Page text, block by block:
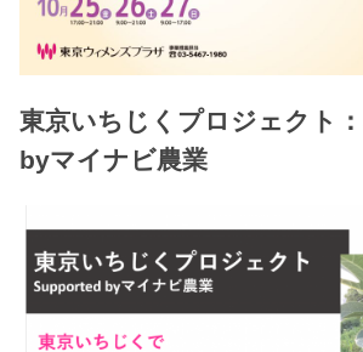
東京いちじくプロジェクト
byマイナビ農業